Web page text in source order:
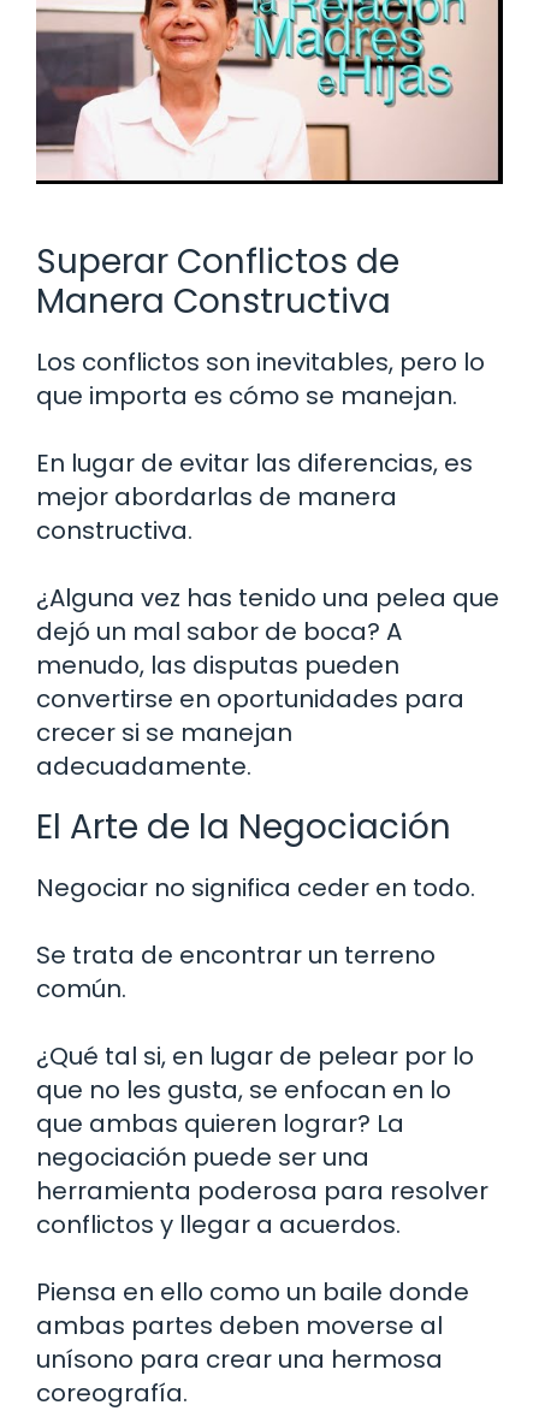
Superar Conflictos de
Manera Constructiva
Los conflictos son inevitables, pero lo
que importa es cómo se manejan.
En lugar de evitar las diferencias, es
mejor abordarlas de manera
constructiva.
¿Alguna vez has tenido una pelea que
dejó un mal sabor de boca? A
menudo, las disputas pueden
convertirse en oportunidades para
crecer si se manejan
adecuadamente.
El Arte de la Negociación
Negociar no significa ceder en todo.
Se trata de encontrar un terreno
común.
¿Qué tal si, en lugar de pelear por lo
que no les gusta, se enfocan en lo
que ambas quieren lograr? La
negociación puede ser una
herramienta poderosa para resolver
conflictos y llegar a acuerdos.
Piensa en ello como un baile donde
ambas partes deben moverse al
unísono para crear una hermosa
coreografía.